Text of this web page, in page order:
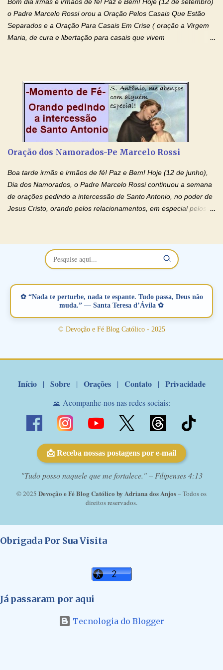
Bom dia irmãs e irmãos de fé! Paz e Bem! Hoje (12 de setembro)
o Padre Marcelo Rossi orou a Oração Pelos Casais Que Estão
Separados e a Oração Para Casais Em Crise ( oração a Virgem
Maria, de cura e libertação para casais que vivem
no programa de rádio Momento de Fé, pela cura dos
relacionamentos. Seu relacionamento está doente? Você está
sofrendo? Então ouça o Momento de Fé e entre nesta corrente
de orações abençoadas, d eixe o Amor Ágape de Jesus curar e
restaurar você e seu relacionamento. Adriana-Devoção e Fé
separados, devido ao envolvimento de outras pessoas no
relacionamento e que minaram, espiritualmente, a relação do
casal. Vamos orar (coloque o seu esposo ou esposa diante de
Deus). "Senhor Jesus, restaura os laços ...
Oração dos Namorados-Pe Marcelo Rossi
Boa tarde irmãs e irmãos de fé! Paz e Bem! Hoje (12 de junho),
Dia dos Namorados, o Padre Marcelo Rossi continuou a semana
de orações pedindo a intercessão de Santo Antonio, no poder de
Jesus Cristo, orando pelos relacionamentos, em especial pelos
maravilhosos cartões que coloquei aqui para vocês. Não perca
esta abençoada semana no Momento de Fé do Padre Marcelo,
vamos juntos formar esta forte corrente de orações. Você que
verdadeiro, ou que está com problemas no relacionamento
amoroso, creia na poderosa intercessão deste santo amigo:
Santo Antonio! Tenha fé, não desista, pois ele intercede por nós
junto a Jesus! Fique no Amor Ágape de Jesus e no Amor Materno
✿ “Nada te perturbe, nada te espante. Tudo passa, Deus não
muda.” — Santa Teresa d’Ávila ✿
© Devoção e Fé Blog Católico - 2025
Início | Sobre | Orações | Contato | Privacidade
🙏 Acompanhe-nos nas redes sociais:
📩 Receba nossas postagens por e-mail
"Tudo posso naquele que me fortalece." – Filipenses 4:13
© 2025 Devoção e Fé Blog Católico by Adriana dos Anjos– Todos os
direitos reservados.
Obrigada Por Sua Visita
Já passaram por aqui
Tecnologia do Blogger